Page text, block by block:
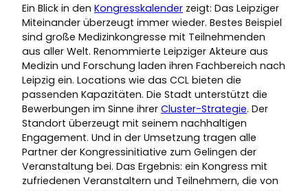
Ein Blick in den Kongresskalender zeigt: Das Leipziger
Miteinander überzeugt immer wieder. Bestes Beispiel
sind große Medizinkongresse mit Teilnehmenden
aus aller Welt. Renommierte Leipziger Akteure aus
Medizin und Forschung laden ihren Fachbereich nach
Leipzig ein. Locations wie das CCL bieten die
passenden Kapazitäten. Die Stadt unterstützt die
Bewerbungen im Sinne ihrer Cluster-Strategie. Der
Standort überzeugt mit seinem nachhaltigen
Engagement. Und in der Umsetzung tragen alle
Partner der Kongressinitiative zum Gelingen der
Veranstaltung bei. Das Ergebnis: ein Kongress mit
zufriedenen Veranstaltern und Teilnehmern, die von